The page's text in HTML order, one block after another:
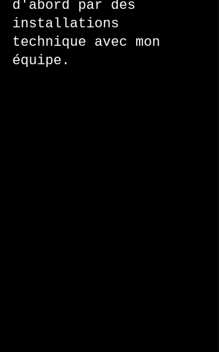
d'abord par des
installations
technique avec mon
équipe.